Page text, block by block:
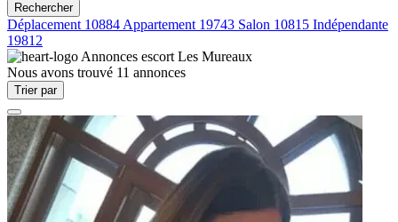
Rechercher
Déplacement 10884 Appartement 19743 Salon 10815 Indépendante
19812
Annonces escort Les Mureaux
Nous avons trouvé 11 annonces
Trier par